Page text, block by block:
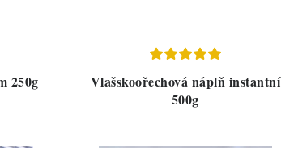
250g
Vlašskoořechová náplň instantní
500g